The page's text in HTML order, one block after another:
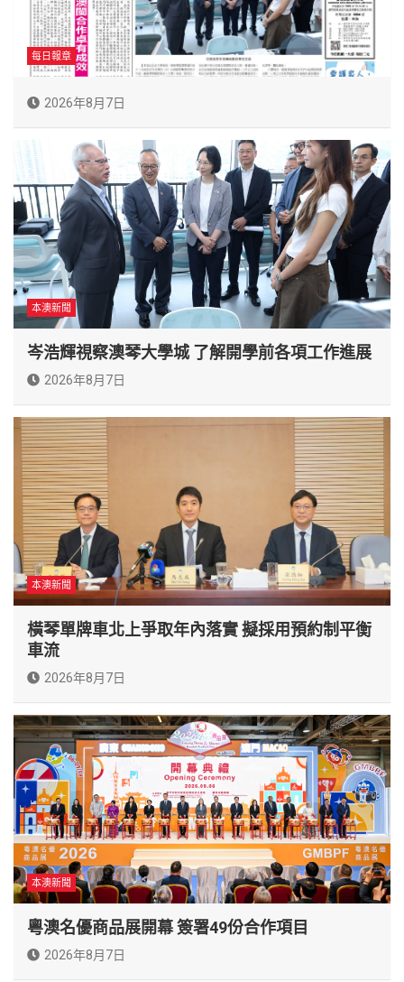
每日報章
2026年8月7日
本澳新聞
岑浩輝視察澳琴大學城 了解開學前各項工作進展
2026年8月7日
本澳新聞
橫琴單牌車北上爭取年內落實 擬採用預約制平衡
車流
2026年8月7日
本澳新聞
粵澳名優商品展開幕 簽署49份合作項目
2026年8月7日